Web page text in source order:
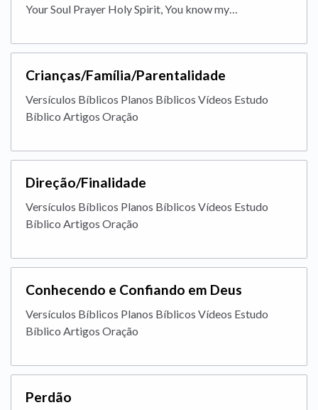
Your Soul Prayer Holy Spirit, You know my…
Crianças/Família/Parentalidade
Versículos Bíblicos Planos Bíblicos Vídeos Estudo
Bíblico Artigos Oração
Direção/Finalidade
Versículos Bíblicos Planos Bíblicos Vídeos Estudo
Bíblico Artigos Oração
Conhecendo e Confiando em Deus
Versículos Bíblicos Planos Bíblicos Vídeos Estudo
Bíblico Artigos Oração
Perdão